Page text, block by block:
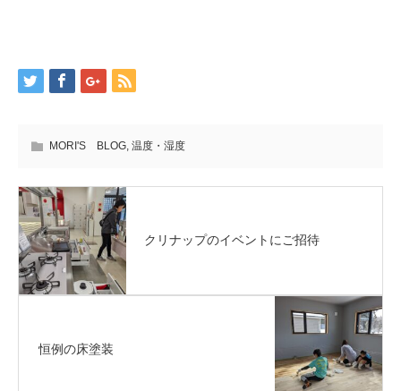
MORI'S BLOG, 温度・湿度
クリナップのイベントにご招待
恒例の床塗装